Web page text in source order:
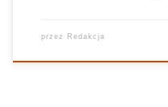
przez Redakcja